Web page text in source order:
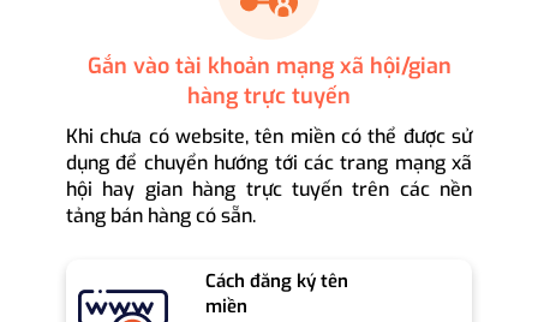
Gắn vào tài khoản mạng xã hội/gian
hàng trực tuyến
Khi chưa có website, tên miền có thể được sử
dụng để chuyển hướng tới các trang mạng xã
hội hay gian hàng trực tuyến trên các nền
tảng bán hàng có sẵn.
Cách đăng ký tên
miền